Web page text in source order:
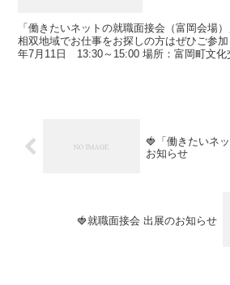
「働きたいネットの就職面接会（富岡会場
相双地域でお仕事をお探しの方はぜひご参
年7月11日 13:30～15:00 場所：富岡町文
🍓「働きたいネ
お知らせ
🍓就職面接会 出展のお知らせ